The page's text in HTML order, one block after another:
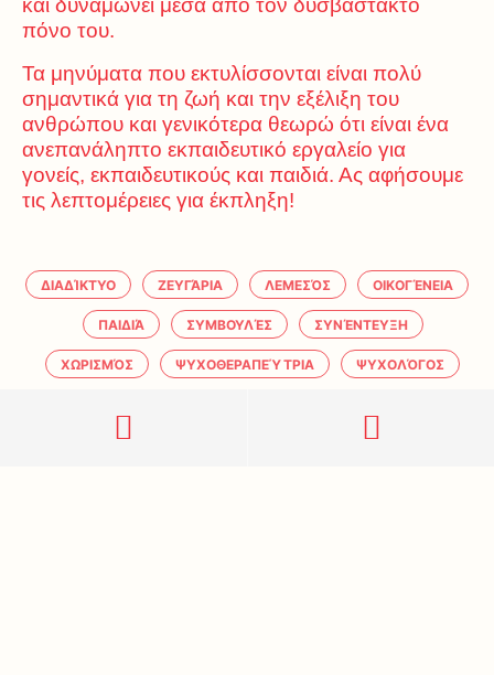
και δυναμώνει μέσα από τον δυσβάστακτο
πόνο του.
Τα μηνύματα που εκτυλίσσονται είναι πολύ
σημαντικά για τη ζωή και την εξέλιξη του
ανθρώπου και γενικότερα θεωρώ ότι είναι ένα
ανεπανάληπτο εκπαιδευτικό εργαλείο για
γονείς, εκπαιδευτικούς και παιδιά. Ας αφήσουμε
τις λεπτομέρειες για έκπληξη!
ΔΙΑΔΊΚΤΥΟ ΖΕΥΓΆΡΙΑ ΛΕΜΕΣΌΣ ΟΙΚΟΓΈΝΕΙΑ
ΠΑΙΔΙΆ ΣΥΜΒΟΥΛΈΣ ΣΥΝΈΝΤΕΥΞΗ
ΧΩΡΙΣΜΌΣ ΨΥΧΟΘΕΡΑΠΕΎΤΡΙΑ ΨΥΧΟΛΌΓΟΣ